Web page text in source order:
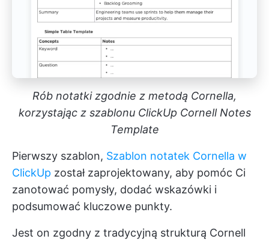
Rób notatki zgodnie z metodą Cornella,
korzystając z szablonu ClickUp Cornell Notes
Template
Pierwszy szablon, Szablon notatek Cornella w
ClickUp został zaprojektowany, aby pomóc Ci
zanotować pomysły, dodać wskazówki i
podsumować kluczowe punkty.
Jest on zgodny z tradycyjną strukturą Cornell